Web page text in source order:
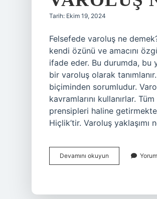
Tarih: Ekim 19, 2024
Felsefede varoluş ne
kendi özünü ve amacını
ifade eder. Bu durumda, bu
bir varoluş olarak
biçiminden sorumludur.
kavramlarını kullanırlar.
prensipleri haline
Hiçlik’tir. Varoluş
Devamını okuyun
Nedir